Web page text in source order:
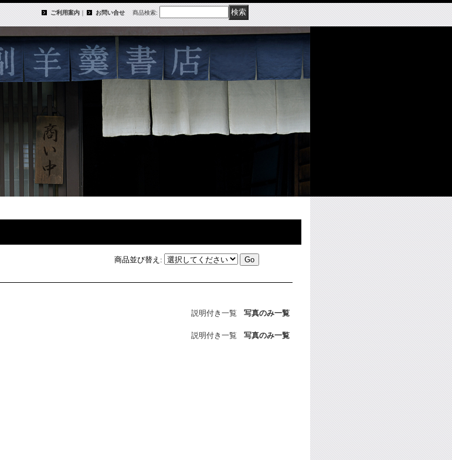
ご利用案内｜ お問い合せ 商品検索:
商品並び替え :
説明付き一覧 写真のみ一覧
説明付き一覧 写真のみ一覧